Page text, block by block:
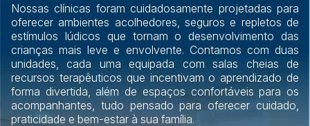
Nossas clínicas foram cuidadosamente projetadas para
oferecer ambientes acolhedores, seguros e repletos de
estímulos lúdicos que tornam o desenvolvimento das
crianças mais leve e envolvente. Contamos com duas
unidades, cada uma equipada com salas cheias de
recursos terapêuticos que incentivam o aprendizado de
forma divertida, além de espaços confortáveis para os
acompanhantes, tudo pensado para oferecer cuidado,
praticidade e bem-estar à sua família.